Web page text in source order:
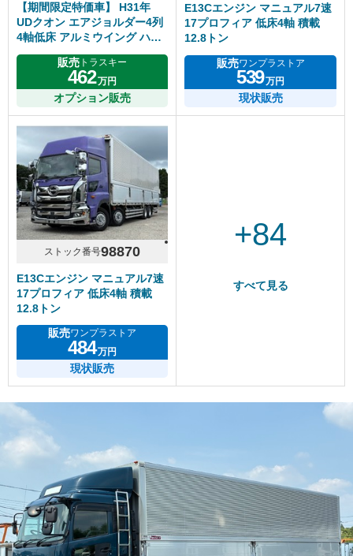
【期間限定特価車】 H31年
UDクオン エアジョルダー4列
4軸低床 アルミウイング ハイ
ルーフ リアエアサス アルミホ
イール エスコット
販売 トラスキー
462万円
オプション販売
E13Cエンジン マニュアル7速
17プロフィア 低床4軸 積載
12.8トン
販売ワンプラストア
539万円
現状販売
ストック番号98870
E13Cエンジン マニュアル7速
17プロフィア 低床4軸 積載
12.8トン
販売ワンプラストア
484万円
現状販売
+84
すべて見る